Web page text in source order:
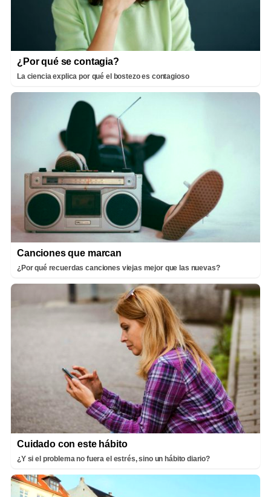
¿Por qué se contagia?
La ciencia explica por qué el bostezo es contagioso
Canciones que marcan
¿Por qué recuerdas canciones viejas mejor que las nuevas?
Cuidado con este hábito
¿Y si el problema no fuera el estrés, sino un hábito diario?